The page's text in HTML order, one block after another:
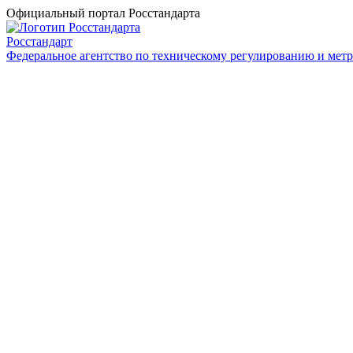
Официальный портал Росстандарта
Росстандарт
Федеральное агентство по техническому регулированию и